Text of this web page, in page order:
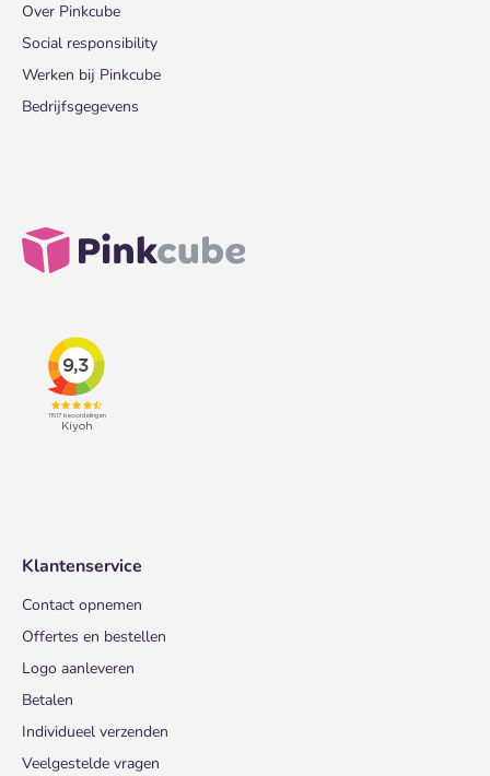
Over Pinkcube
Social responsibility
Werken bij Pinkcube
Bedrijfsgegevens
Klantenservice
Contact opnemen
Offertes en bestellen
Logo aanleveren
Betalen
Individueel verzenden
Veelgestelde vragen